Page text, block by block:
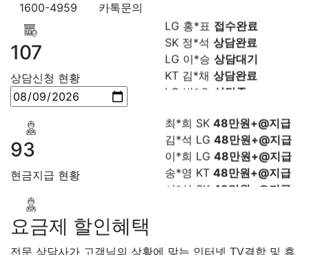
1600-4959 카톡문의
107
상담신청 현황
SK 정*석 상담완료
LG 이*승 상담대기
KT 김*채 상담완료
LG 박*호 상담중
KT 이*찬 접수완료
SK 한*기 상담중
KT 최*희 접수완료
LG 김*석 상담중
KT 이*희 접수완료
KT 송*영 접수완료
93
현금지급 현황
김*채 LG 48만원+@지급
박*호 SK 48만원+@지급
이*찬 KT 설치완료
김*솔 KT 48만원+@지급
한*기 KT 설치완료
김*석 LG 48만원+@지급
이*희 LG 48만원+@지급
송*영 KT 48만원+@지급
서*식 SK 48만원+@지급
변*열 KT 48만원+@지급
박*련 LG48만원+@지급
요금제 할인혜택
전문 상담사가 고객님의 상황에 맞는 인터넷 TV결합 및 휴